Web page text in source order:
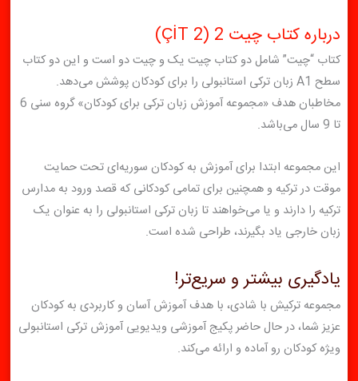
درباره کتاب چیت 2 (ÇİT 2)
کتاب‌ “چیت” شامل دو کتاب چیت یک و چیت دو است و این دو کتاب
سطح A1 زبان ترکی استانبولی را برای کودکان پوشش می‌دهد.
مخاطبان هدف «مجموعه آموزش زبان ترکی برای کودکان» گروه سنی 6
تا 9 سال می‌باشد.
این مجموعه ابتدا برای آموزش به کودکان سوریه‌ای تحت حمایت
موقت در ترکیه و همچنین برای تمامی کودکانی که قصد ورود به مدارس
ترکیه را دارند و یا می‌خواهند تا زبان ترکی استانبولی را به عنوان یک
زبان خارجی یاد بگیرند، طراحی شده است.
یادگیری بیشتر و سریع‌تر!
مجموعه ترکیش با شادی، با هدف آموزش آسان و کاربردی به کودکان
عزیز شما، در حال حاضر پکیج آموزشی ویدیویی آموزش ترکی استانبولی
ویژه کودکان رو آماده و ارائه می‌کند.